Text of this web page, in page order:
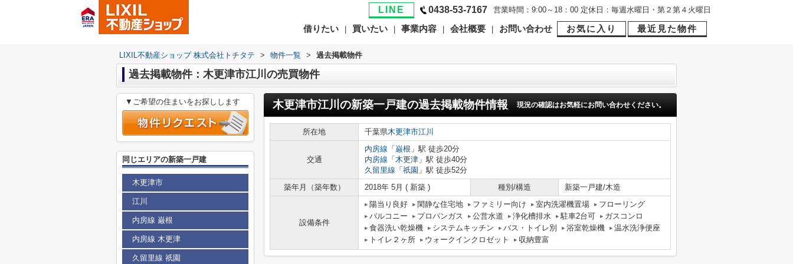
LINE 0438-53-7167 営業時間：9:00～18：00 定休日：毎週水曜日・第２第４火曜日
借りたい 買いたい 事業内容 会社概要 お問い合わせ お気に入り 最近見た物件
LIXIL不動産ショップ 株式会社トチタテ > 物件一覧 > 過去掲載物件
過去掲載物件：木更津市江川の売買物件
木更津市江川の新築一戸建の過去掲載物件情報 現況の確認はお気軽にお問い合わせください。
所在地 千葉県木更津市江川
交通
内房線 「 巌根 」駅 徒歩20分
内房線 「 木更津 」駅 徒歩40分
久留里線 「 祇園 」駅 徒歩52分
築年月（築年数）
2018年 5月 ( 新築 ) 種別/構造 新築一戸建/木造
設備条件
陽当り良好 閑静な住宅地 ファミリー向け 室内洗濯機置場
フローリング
バルコニー
プロパンガス 公営水道 浄化槽排水 駐車2台可
ガスコンロ
食器洗い乾燥機
システムキッチン バス・トイレ別 浴室乾燥機
温水洗浄便座
トイレ２ヶ所
ウォークインクロゼット 収納豊富
▼ご希望の住まいをお探しします
同じエリアの新築一戸建
木更津市
江川
内房線 巌根
内房線 木更津
久留里線 祇園